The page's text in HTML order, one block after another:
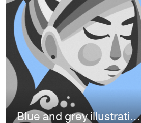
Blue and grey illustrations